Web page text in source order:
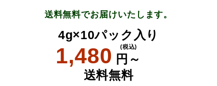
送料無料でお届けいたします。
4g×10パック入り
1,480 円～
(税込)
送料無料